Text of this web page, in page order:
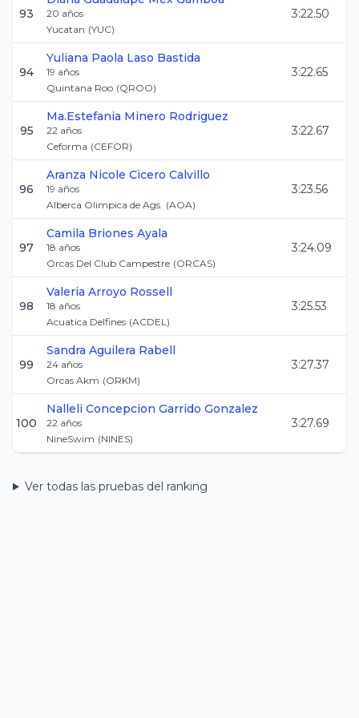
93 20 años
Yucatan (YUC)
3:22.50
94
Yuliana Paola Laso Bastida
19 años
Quintana Roo (QROO)
3:22.65
95
Ma.Estefania Minero Rodriguez
22 años
Ceforma (CEFOR)
3:22.67
96
Aranza Nicole Cicero Calvillo
19 años
Alberca Olimpica de Ags. (AOA)
3:23.56
97
Camila Briones Ayala
18 años
Orcas Del Club Campestre (ORCAS)
3:24.09
98
Valeria Arroyo Rossell
18 años
Acuatica Delfines (ACDEL)
3:25.53
99
Sandra Aguilera Rabell
24 años
Orcas Akm (ORKM)
3:27.37
100
Nalleli Concepcion Garrido Gonzalez
22 años
NineSwim (NINES)
3:27.69
Ver todas las pruebas del ranking